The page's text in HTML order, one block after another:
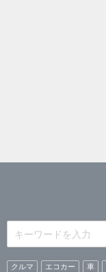
クルマ エコカー 車